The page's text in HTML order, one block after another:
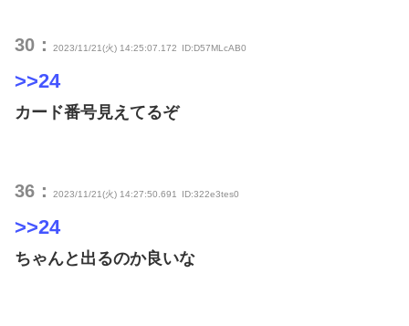
30： 2023/11/21(火) 14:25:07.172 ID:D57MLcAB0
>>24
カード番号見えてるぞ
36： 2023/11/21(火) 14:27:50.691 ID:322e3tes0
>>24
ちゃんと出るのか良いな